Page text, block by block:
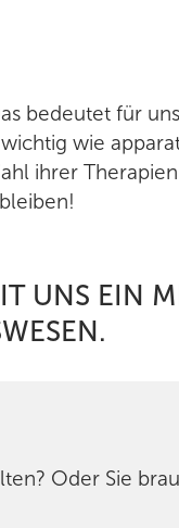
bedeutet für
wie
ihrer
UNS EIN
Oder Sie